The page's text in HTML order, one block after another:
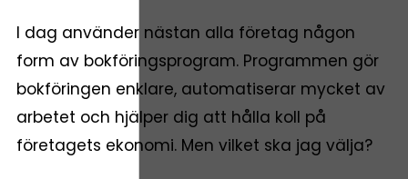
I dag använder nästan alla företag någon
form av bokföringsprogram. Programmen gör
bokföringen enklare, automatiserar mycket av
arbetet och hjälper dig att hålla koll på
företagets ekonomi. Men vilket ska jag välja?